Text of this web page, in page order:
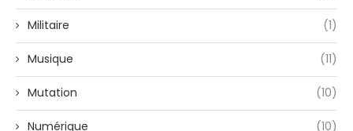
Militaire (1)
Musique (11)
Mutation (10)
Numérique (10)